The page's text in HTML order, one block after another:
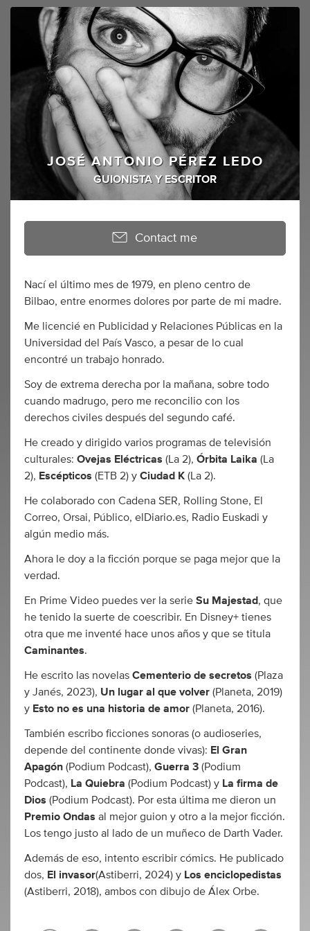
JOSÉ ANTONIO PÉREZ LEDO
GUIONISTA Y ESCRITOR
Contact me
Nací el último mes de 1979, en pleno centro de
Bilbao, entre enormes dolores por parte de mi madre.
Me licencié en Publicidad y Relaciones Públicas en la
Universidad del País Vasco, a pesar de lo cual
encontré un trabajo honrado.
Soy de extrema derecha por la mañana, sobre todo
cuando madrugo, pero me reconcilio con los
derechos civiles después del segundo café.
He creado y dirigido varios programas de televisión
culturales: Ovejas Eléctricas (La 2), Órbita Laika (La
2), Escépticos (ETB 2) y Ciudad K (La 2).
He colaborado con Cadena SER, Rolling Stone, El
Correo, Orsai, Público, elDiario.es, Radio Euskadi y
algún medio más.
Ahora le doy a la ficción porque se paga mejor que la
verdad.
En Prime Video puedes ver la serie Su Majestad, que
he tenido la suerte de coescribir. En Disney+ tienes
otra que me inventé hace unos años y que se titula
Caminantes.
He escrito las novelas Cementerio de secretos (Plaza
y Janés, 2023), Un lugar al que volver (Planeta, 2019)
y Esto no es una historia de amor (Planeta, 2016).
También escribo ficciones sonoras (o audioseries,
depende del continente donde vivas): El Gran
Apagón (Podium Podcast), Guerra 3 (Podium
Podcast), La Quiebra (Podium Podcast) y La firma de
Dios (Podium Podcast). Por esta última me dieron un
Premio Ondas al mejor guion y otro a la mejor ficción.
Los tengo justo al lado de un muñeco de Darth Vader.
Además de eso, intento escribir cómics. He publicado
dos, El invasor(Astiberri, 2024) y Los enciclopedistas
(Astiberri, 2018), ambos con dibujo de Álex Orbe.